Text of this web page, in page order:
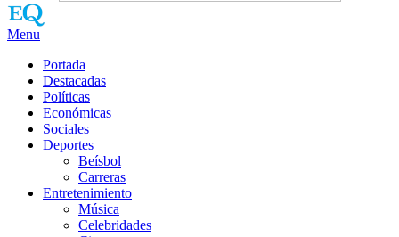
Menu
Portada
Destacadas
Políticas
Económicas
Sociales
Deportes
Beísbol
Carreras
Entretenimiento
Música
Celebridades